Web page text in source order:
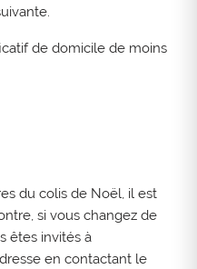
de domicile de moins
du colis de Noël, il est
si vous changez de
êtes invités à
en contactant le